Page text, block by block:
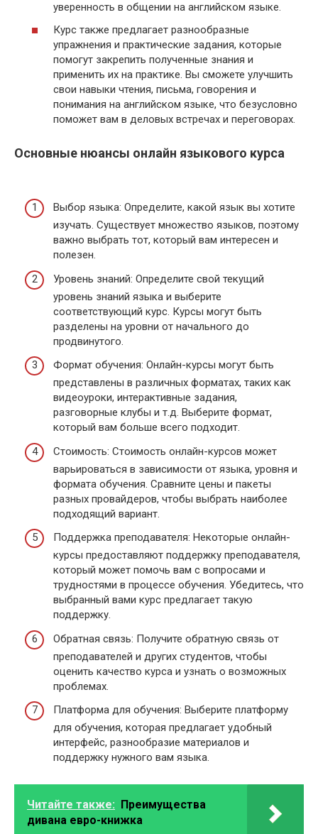
уверенность в общении на английском языке.
Курс также предлагает разнообразные
упражнения и практические задания, которые
помогут закрепить полученные знания и
применить их на практике. Вы сможете улучшить
свои навыки чтения, письма, говорения и
понимания на английском языке, что безусловно
поможет вам в деловых встречах и переговорах.
Основные нюансы онлайн языкового курса
Выбор языка: Определите, какой язык вы хотите
изучать. Существует множество языков, поэтому
важно выбрать тот, который вам интересен и
полезен.
Уровень знаний: Определите свой текущий
уровень знаний языка и выберите
соответствующий курс. Курсы могут быть
разделены на уровни от начального до
продвинутого.
Формат обучения: Онлайн-курсы могут быть
представлены в различных форматах, таких как
видеоуроки, интерактивные задания,
разговорные клубы и т.д. Выберите формат,
который вам больше всего подходит.
Стоимость: Стоимость онлайн-курсов может
варьироваться в зависимости от языка, уровня и
формата обучения. Сравните цены и пакеты
разных провайдеров, чтобы выбрать наиболее
подходящий вариант.
Поддержка преподавателя: Некоторые онлайн-
курсы предоставляют поддержку преподавателя,
который может помочь вам с вопросами и
трудностями в процессе обучения. Убедитесь, что
выбранный вами курс предлагает такую
поддержку.
Обратная связь: Получите обратную связь от
преподавателей и других студентов, чтобы
оценить качество курса и узнать о возможных
проблемах.
Платформа для обучения: Выберите платформу
для обучения, которая предлагает удобный
интерфейс, разнообразие материалов и
поддержку нужного вам языка.
Читайте также:
Преимущества
дивана евро-книжка